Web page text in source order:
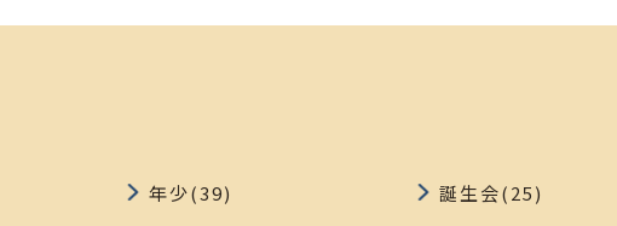
年少(39) 誕生会(25)